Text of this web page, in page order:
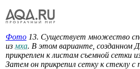
Фото 13. Существует множество
из мха. В этом варианте, созданном
прикреплен к листам съемной сетки
Затем он прикрепил сетку к стеклу с